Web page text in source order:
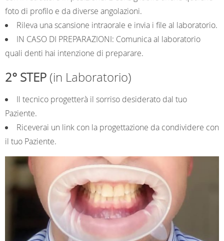
foto di profilo e da diverse angolazioni.
Rileva una scansione intraorale e invia i file al laboratorio.
IN CASO DI PREPARAZIONI: Comunica al laboratorio
quali denti hai intenzione di preparare.
2° STEP (in Laboratorio)
Il tecnico progetterà il sorriso desiderato dal tuo
Paziente.
Riceverai un link con la progettazione da condividere con
il tuo Paziente.